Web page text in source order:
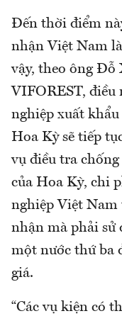
Đến thời điểm
nhận Việt Nam
vậy, theo ông Đỗ
VIFOREST, điều
nghiệp xuất
Hoa Kỳ sẽ tiếp
vụ điều tra
của Hoa Kỳ, chi
nghiệp Việt Nam
nhận mà phải sử
một nước thứ ba
giá.
“Các vụ kiện có